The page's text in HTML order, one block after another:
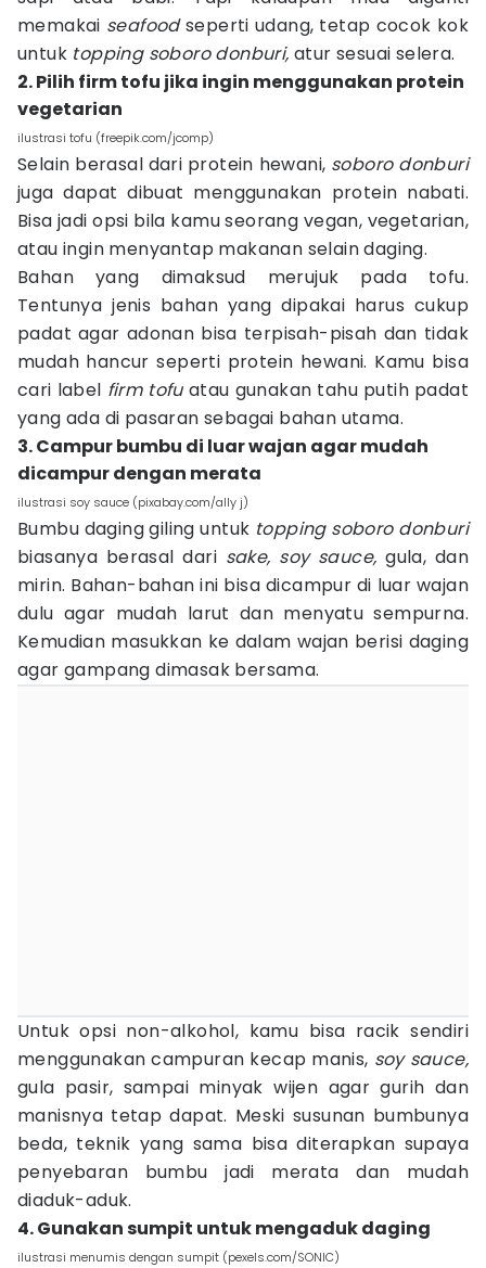
memakai seafoodseperti udang, tetap cocok kok
untuk topping soboro donburi, atur sesuai selera.
2. Pilih firm tofu jika ingin menggunakan protein
vegetarian
ilustrasi tofu (freepik.com/jcomp)
Selain berasal dari protein hewani, soboro donburi
juga dapat dibuat menggunakan protein nabati.
Bisa jadi opsi bila kamu seorang vegan, vegetarian,
atau ingin menyantap makanan selain daging.
Bahan yang dimaksud merujuk pada tofu.
Tentunya jenis bahan yang dipakai harus cukup
padat agar adonan bisa terpisah-pisah dan tidak
mudah hancur seperti protein hewani. Kamu bisa
cari label firm tofuatau gunakan tahu putih padat
yang ada di pasaran sebagai bahan utama.
3. Campur bumbu di luar wajan agar mudah
dicampur dengan merata
ilustrasi soy sauce (pixabay.com/ally j)
Bumbu daging giling untuk topping soboro donburi
biasanya berasal dari sake, soy sauce,gula, dan
mirin. Bahan-bahan ini bisa dicampur di luar wajan
dulu agar mudah larut dan menyatu sempurna.
Kemudian masukkan ke dalam wajan berisi daging
agar gampang dimasak bersama.
Untuk opsi non-alkohol, kamu bisa racik sendiri
menggunakan campuran kecap manis, soy sauce,
gula pasir, sampai minyak wijen agar gurih dan
manisnya tetap dapat. Meski susunan bumbunya
beda, teknik yang sama bisa diterapkan supaya
penyebaran bumbu jadi merata dan mudah
diaduk-aduk.
4. Gunakan sumpit untuk mengaduk daging
ilustrasi menumis dengan sumpit (pexels.com/SONIC)